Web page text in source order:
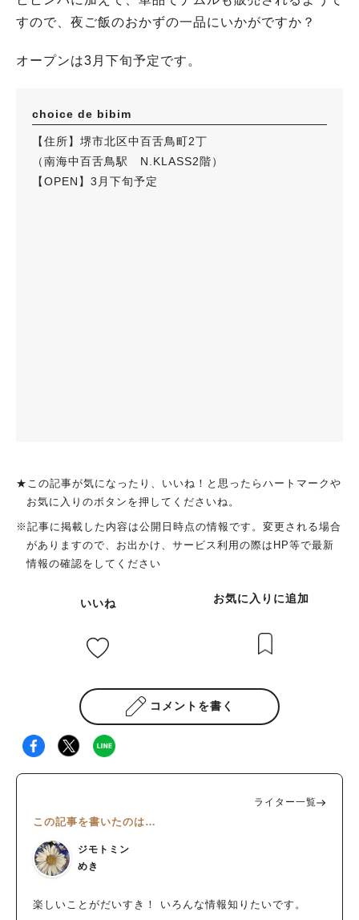
すので、夜ご飯のおかずの一品にいかがですか？
オープンは3月下旬予定です。
choice de bibim
【住所】堺市北区中百舌鳥町2丁
（南海中百舌鳥駅 N.KLASS2階）
【OPEN】3月下旬予定
★この記事が気になったり、いいね！と思ったらハートマークや
お気に入りのボタンを押してくださいね。
※記事に掲載した内容は公開日時点の情報です。変更される場合
がありますので、お出かけ、サービス利用の際はHP等で最新
情報の確認をしてください
いいね お気に入りに追加
コメントを書く
ライター一覧
この記事を書いたのは…
ジモトミン
めき
楽しいことがだいすき！ いろんな情報知りたいです。